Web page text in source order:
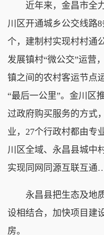
近年来，金昌市全力
川区开通城乡公交线路
个，建制村实现村村通
发展镇村“微公交”运营
镇之间的农村客运节点
“最后一公里”。金川区
过政府购买服务的方式
业，27个行政村都由专
川区全域、永昌县城中
实现同网同源互联
永昌县把生态及地质
设相结合，加快项目建
房。